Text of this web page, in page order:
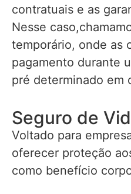
contratuais e as
Nesse
temporário, onde as
pagamento durante
pré determinado em
Seguro de
Voltado para
oferecer proteção
como benefício